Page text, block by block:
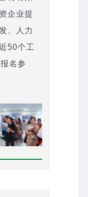
企业提
、人力
50个工
名参